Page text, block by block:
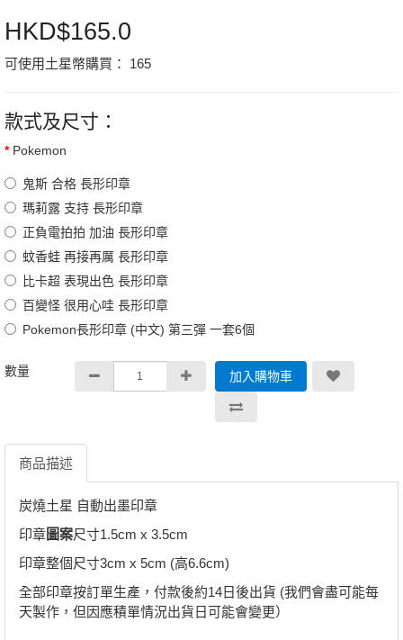
HKD$165.0
可使用土星幣購買： 165
款式及尺寸：
Pokemon
鬼斯 合格 長形印章
瑪莉露 支持 長形印章
正負電拍拍 加油 長形印章
蚊香蛙 再接再厲 長形印章
比卡超 表現出色 長形印章
百變怪 很用心哇 長形印章
Pokemon長形印章 (中文) 第三彈 一套6個
數量 加入購物車
商品描述
炭燒土星 自動出墨印章
印章圖案尺寸1.5cm x 3.5cm
印章整個尺寸3cm x 5cm (高6.6cm)
全部印章按訂單生產，付款後約14日後出貨 (我們會盡可能每
天製作，但因應積單情況出貨日可能會變更）